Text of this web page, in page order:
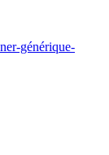
générique-